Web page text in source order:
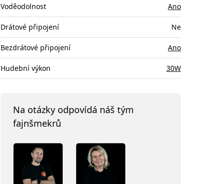
Voděodolnost Ano
Drátové připojení Ne
Bezdrátové připojení Ano
Hudební výkon 30W
Na otázky odpovídá náš tým
fajnšmekrů